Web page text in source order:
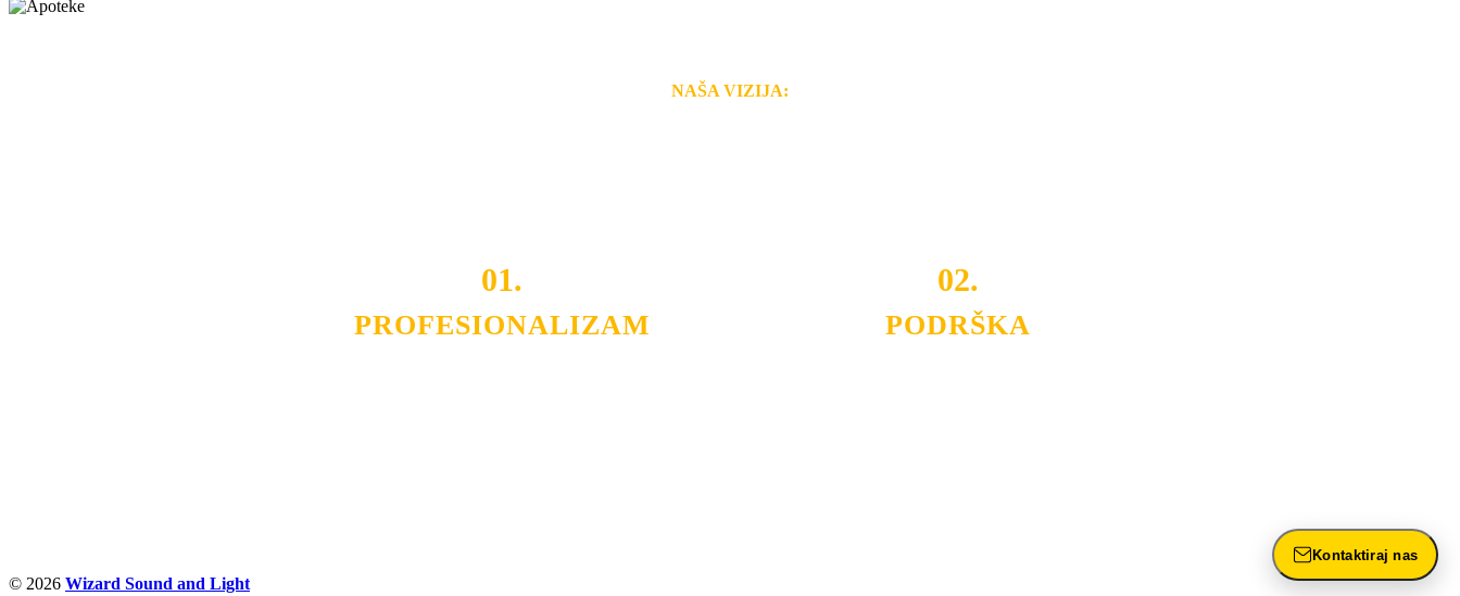
NAŠA VIZIJA:
01.
PROFESIONALIZAM
02.
PODRŠKA
© 2026 Wizard Sound and Light
Kontaktiraj nas